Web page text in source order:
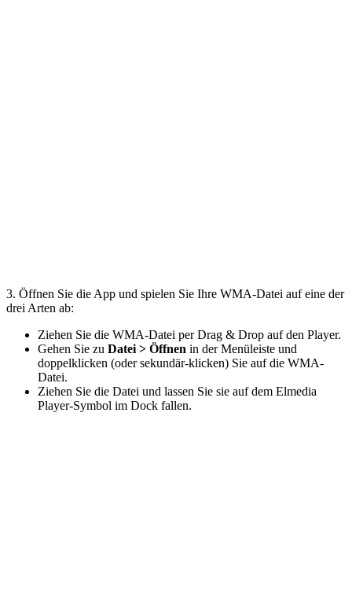
3. Öffnen Sie die App und spielen Sie Ihre WMA-Datei auf eine der
drei Arten ab:
Ziehen Sie die WMA-Datei per Drag & Drop auf den Player.
Gehen Sie zu Datei > Öffnen in der Menüleiste und
doppelklicken (oder sekundär-klicken) Sie auf die WMA-
Datei.
Ziehen Sie die Datei und lassen Sie sie auf dem Elmedia
Player-Symbol im Dock fallen.